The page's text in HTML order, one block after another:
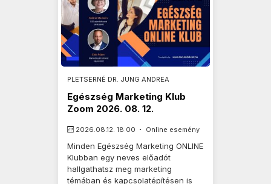
PLETSERNÉ DR. JUNG ANDREA
Egészség Marketing Klub
Zoom 2026. 08. 12.
2026.08.12. 18:00 Online esemény
Minden Egészség Marketing ONLINE
Klubban egy neves előadót
hallgathatsz meg marketing
témában és kapcsolatépítésen is